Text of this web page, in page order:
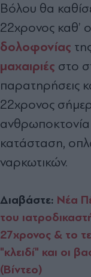
Βόλου θα
22χρονος καθ’
δολοφονίας
μαχαιριές στο
παρατηρήσεις
22χρονος
κατάσταση,
ναρκωτικών.
Διαβάστε: Νέα
του
27χρονος & το
"κλειδί" και οι
(Βίντεο)